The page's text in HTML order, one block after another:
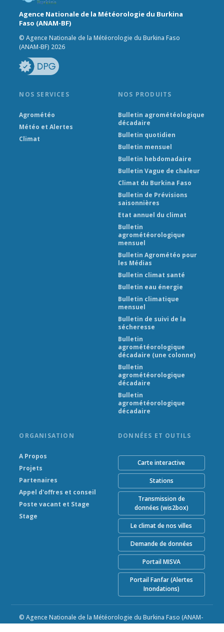
Agence Nationale de la Météorologie du Burkina
Faso (ANAM-BF)
© Agence Nationale de la Météorologie du Burkina Faso
(ANAM-BF) 2026
NOS SERVICES
Agrométéo
Météo et Alertes
Climat
NOS PRODUITS
Bulletin agrométéologique
décadaire
Bulletin quotidien
Bulletin mensuel
Bulletin hebdomadaire
Bulletin Vague de chaleur
Climat du Burkina Faso
Bulletin de Prévisions
saisonnières
Etat annuel du climat
Bulletin
agrométéorologique
mensuel
Bulletin Agrométéo pour
les Médias
Bulletin climat santé
Bulletin eau énergie
Bulletin climatique
mensuel
Bulletin de suivi de la
sécheresse
Bulletin
agrométéorologique
décadaire (une colonne)
Bulletin
agrométéorologique
décadaire
Bulletin
agrométéorologique
décadaire
ORGANISATION
A Propos
Projets
Partenaires
Appel d'offres et conseil
Poste vacant et Stage
Stage
DONNÉES ET OUTILS
Carte interactive
Stations
Transmission de
données (wis2box)
Le climat de nos villes
Demande de données
Portail MISVA
Portail Fanfar (Alertes
Inondations)
© Agence Nationale de la Météorologie du Burkina Faso (ANAM-
BF) 2026